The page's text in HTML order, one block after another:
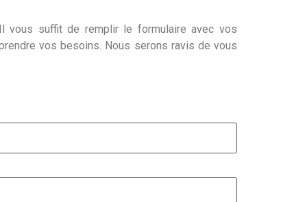
vous suffit de remplir le formulaire avec vos
vos besoins. Nous serons ravis de vous